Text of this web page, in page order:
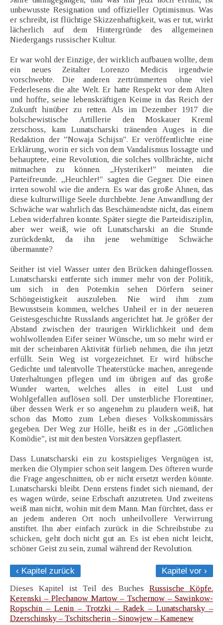
unbewusste Resignation und offizieller Optimismus. Was
er schreibt, ist flüchtige Skizzenhaftigkeit, was er tut, wirkt
lächerlich auf dem Hintergründe des allgemeinen
Niedergangs russischer Kultur.
Er war wohl der Einzige, der wirklich aufbauen wollte, dem
ein neues Zeitalter Lorenzo Medicis irgendwie
vorschwebte. Die anderen zertrümmerten ohne viel
Federlesens die alte Welt. Er hatte Respekt vor dem Alten
und hoffte, seine lebenskräftigen Keime in das Reich der
Zukunft hinüber zu retten. Als im Dezember 1917 die
bolschewistische Artillerie den Moskauer Kreml
zerschoss, kam Lunatscharski tränenden Auges in die
Redaktion der ”Nowaja Schijsn". Er veröffentlichte eine
Erklärung, worin er sich von dem Vandalismus lossagte und
behauptete, eine Revolution, die solches vollbrächte, nicht
mitmachen zu können. „Hysteriker!" meinten die
Parteifreunde. „Heuchler!" sagten die Gegner. Die einen
irrten sowohl wie die andern. Es war das große Ahnen, das
diese kulturwillige Seele durchbebte. Jene Anwandlung der
Schwäche war wahrlich das Beschämendste nicht, das einem
Leben widerfahren konnte. Später siegte die Parteidisziplin,
aber wer weiß, wie oft Lunatscharski an die Stunde
zurückdenkt, da ihn jene wehmütige Schwäche
übermannte?
Seither ist viel Wasser unter den Brücken dahingeflossen.
Lunatscharski entfernte sich immer mehr von der Politik,
um sich in den Potemkin sehen Dörfern seiner
Schöngeistigkeit auszuleben. Nie wird ihm zum
Bewusstsein kommen, welches Unheil er in der neueren
Geistesgeschichte Russlands angerichtet hat. Je größer der
Abstand zwischen der traurigen Wirklichkeit und dem
wohlwollenden Eifer seiner Wünsche, um so mehr wird er
mit der scheinbaren Aktivität fürlieb nehmen, die ihn jetzt
erfüllt. Sein Weg ist vorgezeichnet. Er wird hübsche
Gedichte und talentvolle Theaterstücke machen, anregende
Unterhaltungen pflegen und im übrigen auf das große
Wunder warten, welches alles in eitel Lust und
Wohlgefallen auflösen soll. Der unsterbliche Florentiner,
über dessen Werk er so angenehm zu plaudern weiß, hat
schon das Motto zum Leben dieses Volkskommissärs
gegeben. Der Weg zur Hölle, heißt es in der „Göttlichen
Komödie", ist mit den besten Vorsätzen gepflastert.
Dass Lunatscharski ein zu kostspieliges Vergnügen ist,
merken die Olympier schon seit langem. Des öfteren wurde
die Frage angeschnitten, ob er nicht ersetzt werden könnte.
Lunatscharski bleibt. Denn erstens findet sich niemand, der
es wagen würde, seine Erbschaft anzutreten. Und zweitens
weiß man nicht, wohin mit dem Mann. Man fürchtet, dass er
an jedem anderen Ort noch unheilvollere Verwirrung
anstiftet. Ihn aber einfach zurück in die Schreibstube zu
schicken, geht doch nicht gut an. Es ist eben nicht leicht,
schöner Geist zu sein, zumal während der Revolution.
‹ Kapitel zurück
Kapitel vor ›
Dieses Kapitel ist Teil des BuchesRussische Köpfe.
Kerenski – Plechanow Martow – Tschernow – Sawinkow-
Ropschin – Lenin – Trotzki – Radek – Lunatscharsky –
Dzerschinsky – Tschitscherin – Sinowjew – Kamenew